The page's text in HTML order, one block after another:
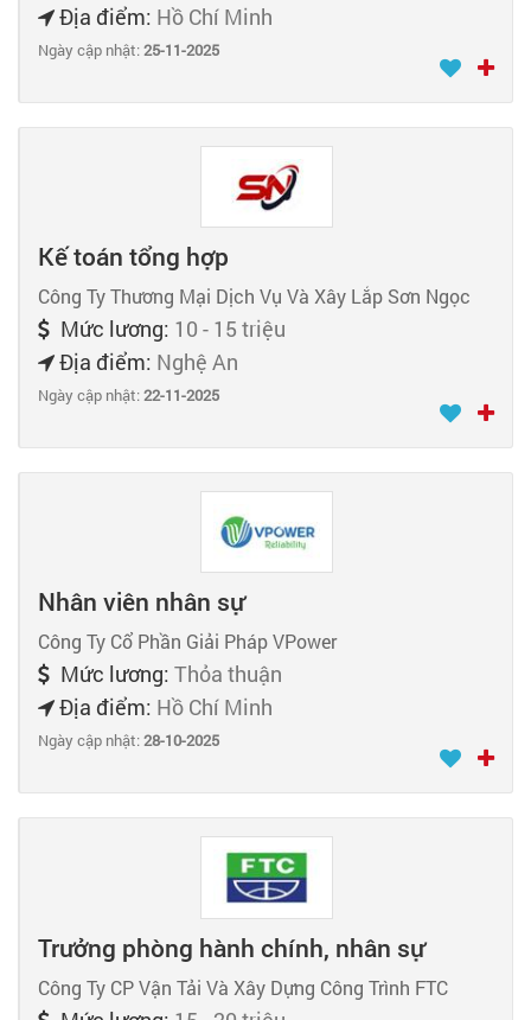
Địa điểm: Hồ Chí Minh
Ngày cập nhật:25-11-2025
Kế toán tổng hợp
Công Ty Thương Mại Dịch Vụ Và Xây Lắp Sơn Ngọc
Mức lương: 10 - 15 triệu
Địa điểm: Nghệ An
Ngày cập nhật:22-11-2025
Nhân viên nhân sự
Công Ty Cổ Phần Giải Pháp VPower
Mức lương: Thỏa thuận
Địa điểm: Hồ Chí Minh
Ngày cập nhật:28-10-2025
Trưởng phòng hành chính, nhân sự
Công Ty CP Vận Tải Và Xây Dựng Công Trình FTC